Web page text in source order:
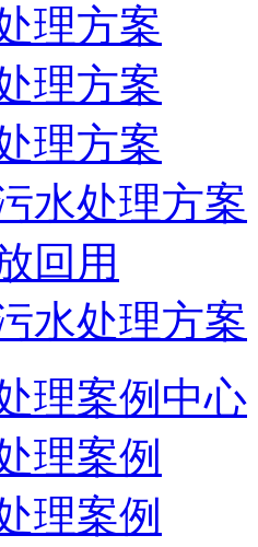
理方案
理方案
理方案
水处理方案
回用
水处理方案
理案例中心
理案例
理案例